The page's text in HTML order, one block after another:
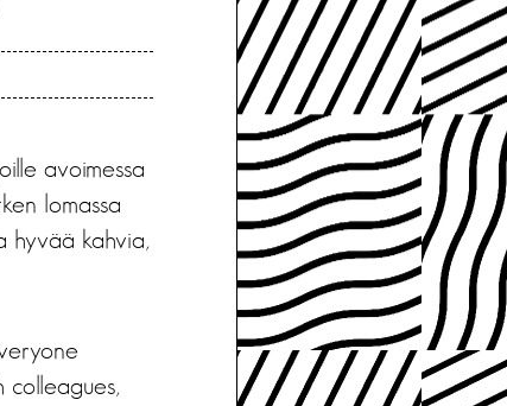
avoimessa
lomassa
hyvää kahvia,
colleagues,